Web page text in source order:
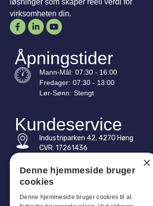
virksomheten din.
Åpningstider
Mann-Mål: 07:30 - 16:00
Fredager: 07:30 - 13:00
Lør-Sønn: Stengt
Kundeservice
Industriparken 42, 4270 Høng
CVR: 17261436
Tlf: +45 4396 4122
E-post: vb@viggobendz.dk
×
Denne hjemmeside bruger
cookies
Denne hjemmeside bruger cookies til at